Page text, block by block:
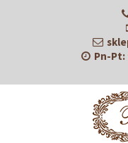
Pn-Pt: